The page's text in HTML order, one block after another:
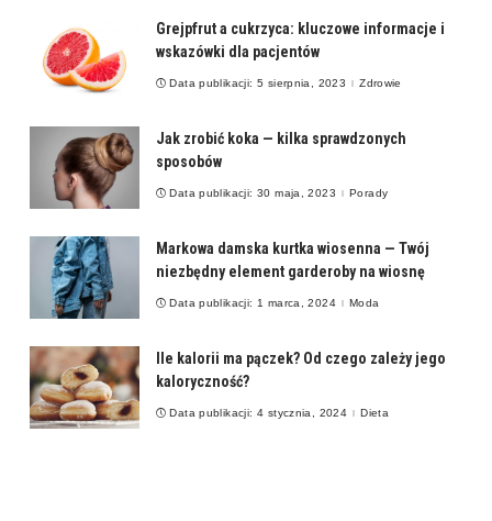
Grejpfrut a cukrzyca: kluczowe informacje i
wskazówki dla pacjentów
Data publikacji: 5 sierpnia, 2023 Zdrowie
Jak zrobić koka — kilka sprawdzonych
sposobów
Data publikacji: 30 maja, 2023 Porady
Markowa damska kurtka wiosenna — Twój
niezbędny element garderoby na wiosnę
Data publikacji: 1 marca, 2024 Moda
Ile kalorii ma pączek? Od czego zależy jego
kaloryczność?
Data publikacji: 4 stycznia, 2024 Dieta